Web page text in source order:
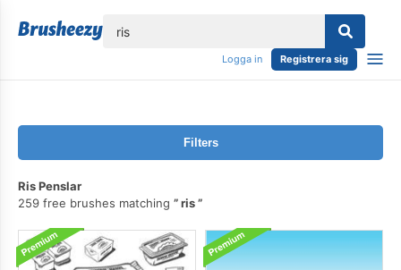
Logga in Registrera sig
Filters
Ris Penslar
259 free brushes matching
ris